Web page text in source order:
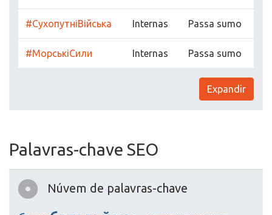
#СухопутніВійська Internas Passa sumo
#МорськіСили Internas Passa sumo
Expandir
Palavras-chave SEO
Núvem de palavras-chave